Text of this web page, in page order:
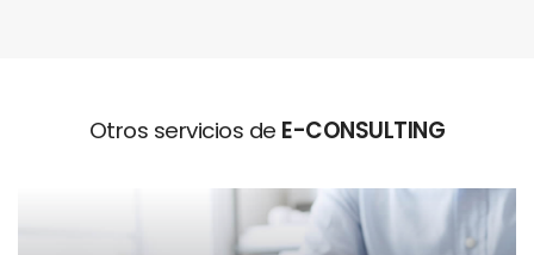
Otros servicios de E-CONSULTING